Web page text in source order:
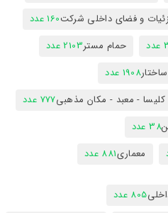
و فضای داخلی شرکت160 عدد
حمام مستر2103 عدد
1908 عدد
کلیسا - معبد - مکان مذهبی777 عدد
38 عدد
معماری881 عدد
805 عدد